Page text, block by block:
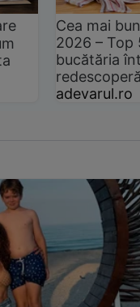
Cea mai
2026 –
bucătăria
adevarul.ro